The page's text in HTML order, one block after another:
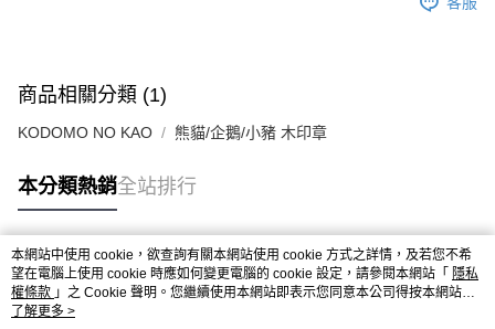
商品相關分類 (1)
KODOMO NO KAO 熊貓/企鵝/小豬 木印章
本分類熱銷全站排行
熱門標籤
本網站中使用 cookie，欲查詢有關本網站使用 cookie 方式之詳情，及若您不希
望在電腦上使用 cookie 時應如何變更電腦的 cookie 設定，請參閱本網站「 隱私
權條款 」之 Cookie 聲明。您繼續使用本網站即表示您同意本公司得按本網站使
用條款之 Cookie 聲明使用 cookie。
了解更多 >